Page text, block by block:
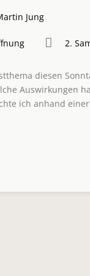
Jung
2.
diesen
Auswirkungen
ich anhand